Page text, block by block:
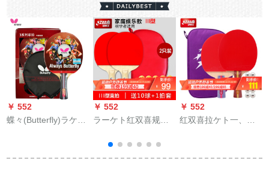
￥ 552
蝶々(Butterfly)ラケト
ンネット型完成品シ
￥ 552
ラーケト红双喜规格
ッコミコーナー2本入
のIII型スト2本で10球
￥ 552
红双喜拉ケト一、四
者を対象にしたもの